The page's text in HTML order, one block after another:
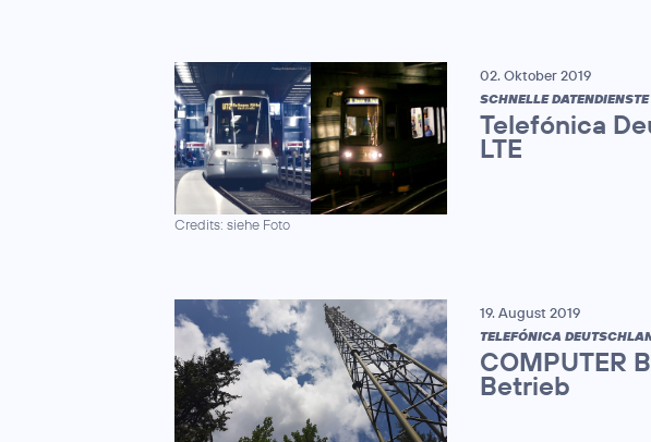
Credits: siehe Foto
02. Oktober 2019
SCHNELLE
Telefónica
LTE
19. August 2019
TELEFÓNICA
COMPUTER
Betrieb